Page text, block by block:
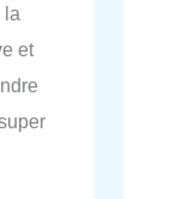
la
et